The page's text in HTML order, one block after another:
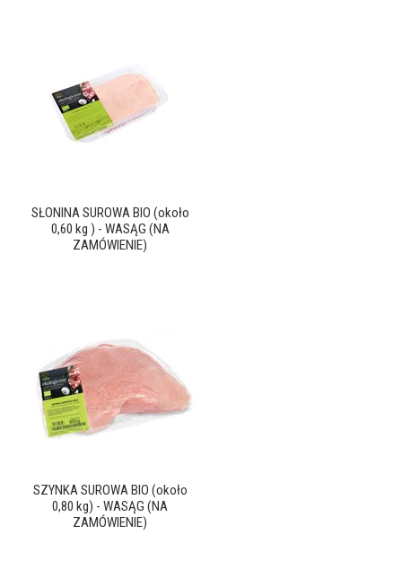
SŁONINA SUROWA BIO (około
0,60 kg ) - WASĄG (NA
ZAMÓWIENIE)
SZYNKA SUROWA BIO (około
0,80 kg) - WASĄG (NA
ZAMÓWIENIE)